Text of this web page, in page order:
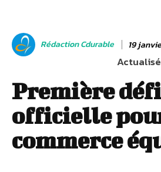
Rédaction Cdurable 19
Première
officielle
commerce